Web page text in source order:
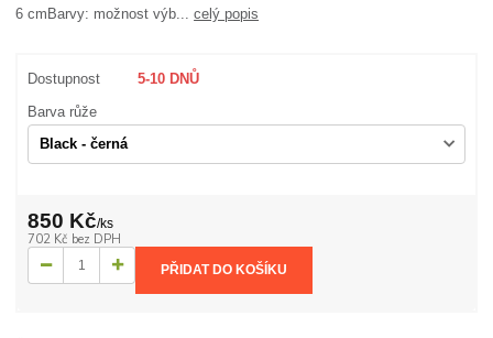
6 cmBarvy: možnost výb...celý popis
Dostupnost 5-10 DNŮ
Barva růže
850 Kč/ks
702 Kč bez DPH
PŘIDAT DO KOŠÍKU